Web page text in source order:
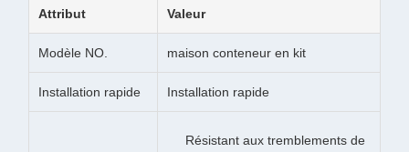
Attribut Valeur
Modèle NO. maison conteneur en kit
Installation rapide Installation rapide
Résistant aux tremblements de